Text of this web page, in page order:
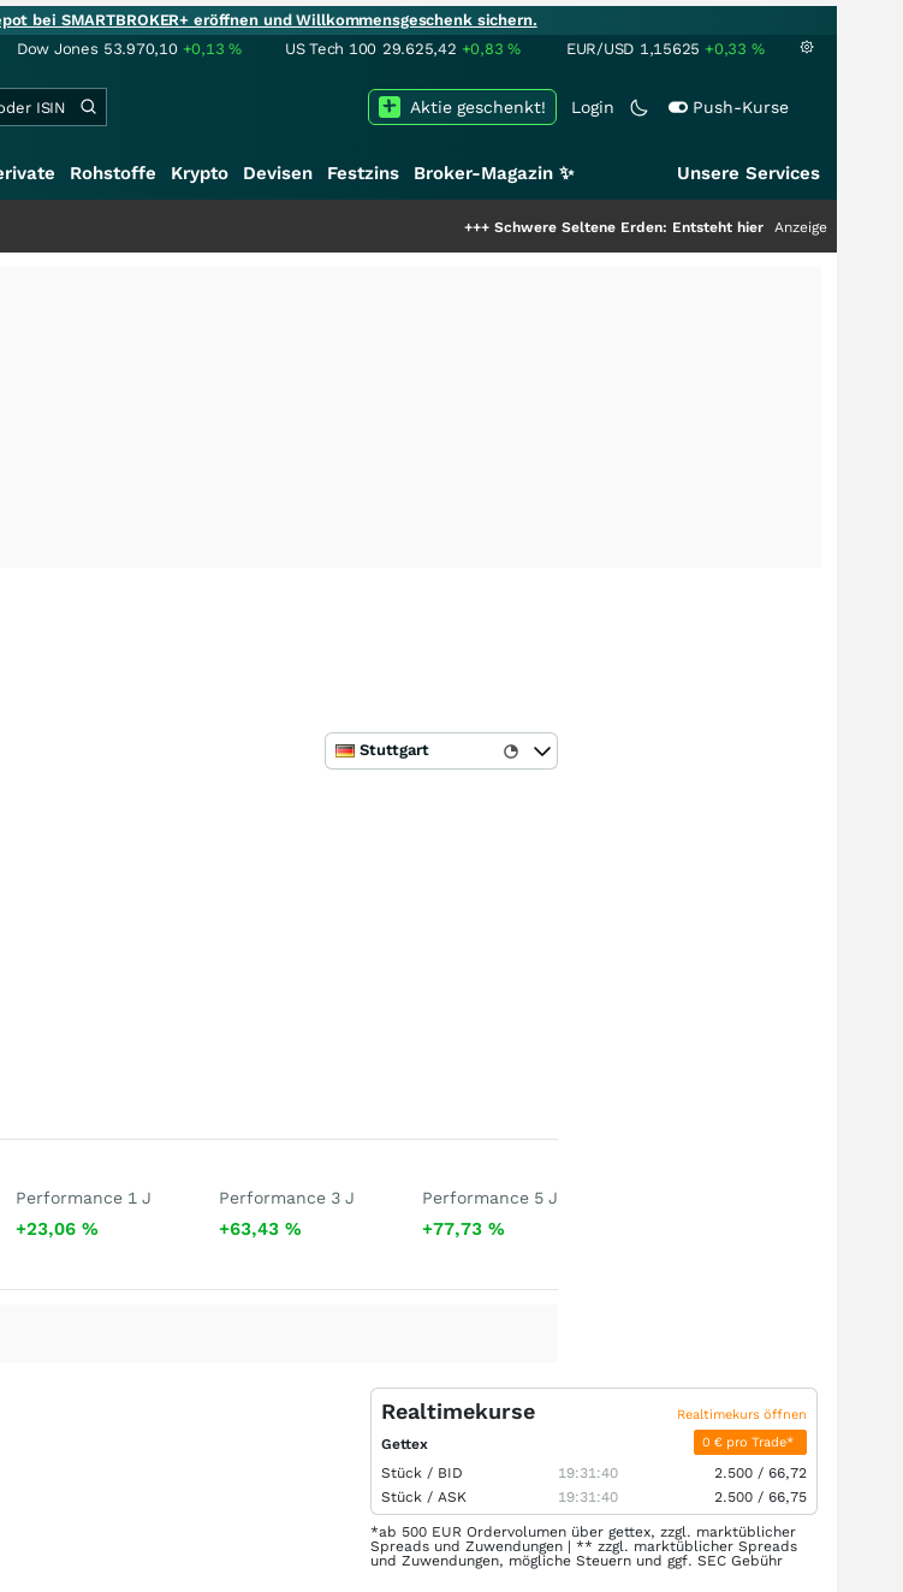
bei SMARTBROKER+ eröffnen und Willkommensgeschenk sichern.
Dow Jones 53.970,10 +0,13% US Tech 100 29.625,42 +0,83% EUR/USD 1,15625 +0,33 %
Login Push-Kurse
Aktie geschenkt!
Rohstoffe Krypto Devisen Festzins Broker-Magazin ✨ Unsere Services
Schwere Seltene Erden: Entsteht hier die nächste Milliardenstory?
Anzeige
Stuttgart
Performance 1 J
+23,06%
Performance 3 J
+63,43%
Performance 5 J
+77,73 %
Realtimekurse Realtimekurs öffnen
Gettex 0 € pro Trade*
Stück / BID 19:31:40 2.500 / 66,72
Stück / ASK 19:31:40 2.500 / 66,75
*ab 500 EUR Ordervolumen über gettex, zzgl. marktüblicher
Spreads und Zuwendungen | ** zzgl. marktüblicher Spreads
und Zuwendungen, mögliche Steuern und ggf. SEC Gebühr